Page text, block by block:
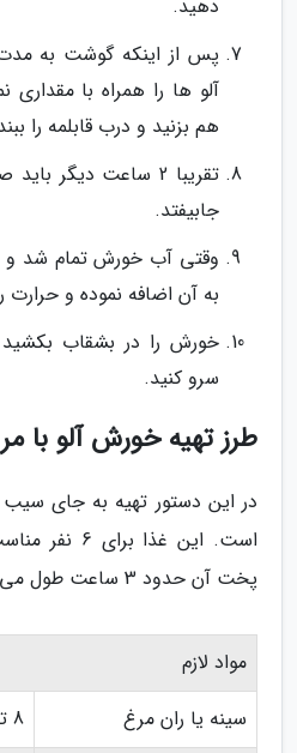
دهید.
آلو ها را همراه با مقداری
هم بزنید و درب قابلمه را
تقریبا 2 ساعت دیگر
جابیفتد.
وقتی آب خورش تمام شد و
به آن اضافه نموده و
خورش را در بشقاب بکشید
سرو کنید.
طرز تهیه خورش آلو با
در این دستور تهیه به جای سیب
است. این
پخت آن حدود 3 ساعت طول می کشد.
مواد لازم
سینه یا ران مرغ
8 تکه